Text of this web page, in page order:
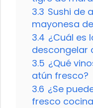
3.3 Sushi de
mayonesa
3.4 ¿Cuál es
descongelar
3.5 ¿Qué
atún fresco?
3.6 ¿Se
fresco